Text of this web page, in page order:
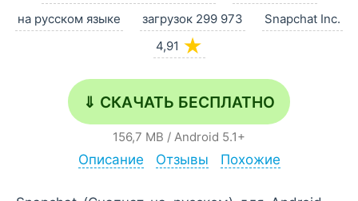
на русском языке
загрузок 299 973
Snapchat Inc.
4,91 ★
⇓ СКАЧАТЬ БЕСПЛАТНО
156,7 MB / Android 5.1+
Описание Отзывы Похожие